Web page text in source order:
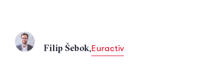
Filip Šebok,Euractiv